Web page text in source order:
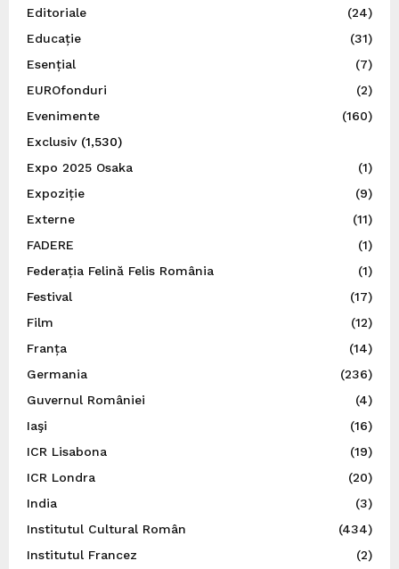
Editoriale
(24)
Educație
(31)
Esențial
(7)
EUROfonduri
(2)
Evenimente
(160)
Exclusiv(1,530)
Expo 2025 Osaka
(1)
Expoziție
(9)
Externe
(11)
FADERE
(1)
Federația Felină Felis România
(1)
Festival
(17)
Film
(12)
Franța
(14)
Germania
(236)
Guvernul României
(4)
Iaşi
(16)
ICR Lisabona
(19)
ICR Londra
(20)
India
(3)
Institutul Cultural Român
(434)
Institutul Francez
(2)